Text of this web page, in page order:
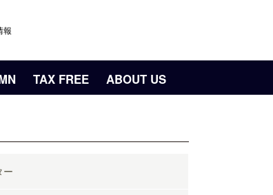
報
TAX FREE ABOUT US
ー